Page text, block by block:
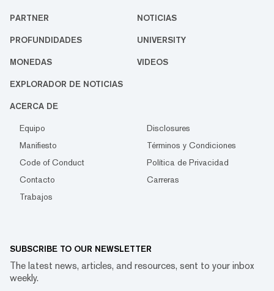
PARTNER NOTICIAS
PROFUNDIDADES UNIVERSITY
MONEDAS VIDEOS
EXPLORADOR DE NOTICIAS
ACERCA DE
Equipo
Disclosures
Manifiesto
Términos y Condiciones
Code of Conduct
Política de Privacidad
Contacto
Carreras
Trabajos
SUBSCRIBE TO OUR NEWSLETTER
The latest news, articles, and resources, sent to your inbox
weekly.